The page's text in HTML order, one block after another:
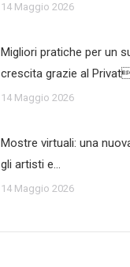
14 Maggio 2026
Migliori pratiche per un
crescita grazie al
14 Maggio 2026
Mostre virtuali: una
gli artisti e…
14 Maggio 2026